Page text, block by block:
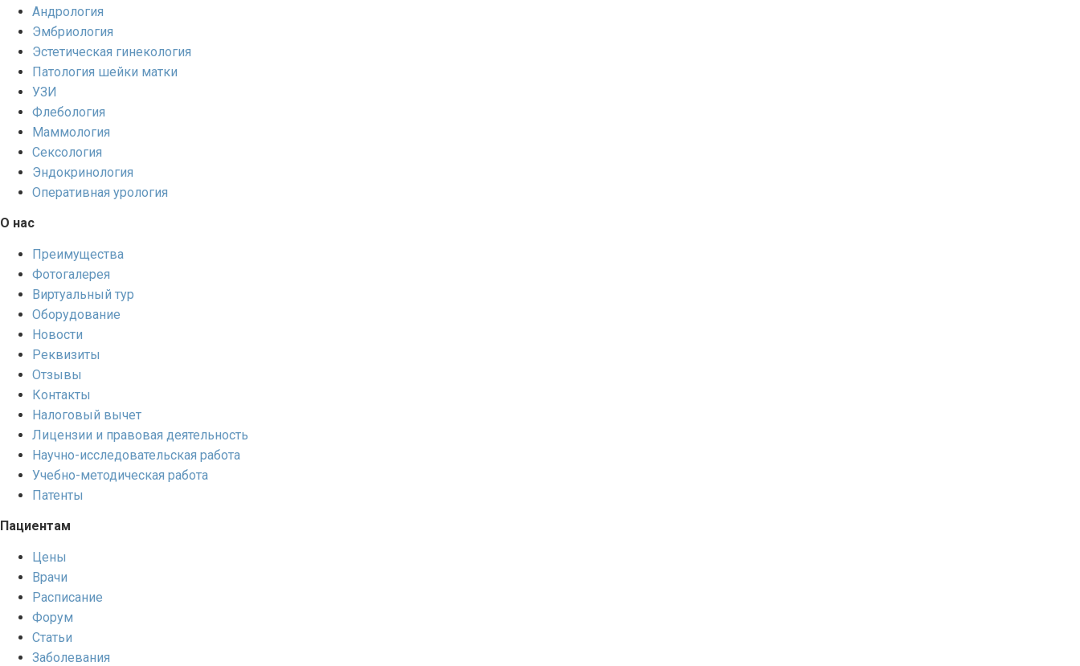
Андрология
Эмбриология
Эстетическая гинекология
Патология шейки матки
УЗИ
Флебология
Маммология
Сексология
Эндокринология
Оперативная урология
О нас
Преимущества
Фотогалерея
Виртуальный тур
Оборудование
Новости
Реквизиты
Отзывы
Контакты
Налоговый вычет
Лицензии и правовая деятельность
Научно-исследовательская работа
Учебно-методическая работа
Патенты
Пациентам
Цены
Врачи
Расписание
Форум
Статьи
Заболевания